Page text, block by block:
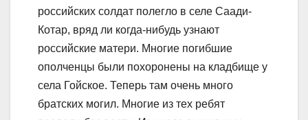
российских солдат полегло в селе Саади-
Котар, вряд ли когда-нибудь узнают
российские матери. Многие погибшие
ополченцы были похоронены на кладбище у
села Гойское. Теперь там очень много
братских могил. Многие из тех ребят